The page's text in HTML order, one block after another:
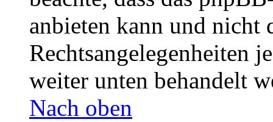
anbieten kann und nicht
Rechtsangelegenheiten
weiter unten behandelt
Nach oben